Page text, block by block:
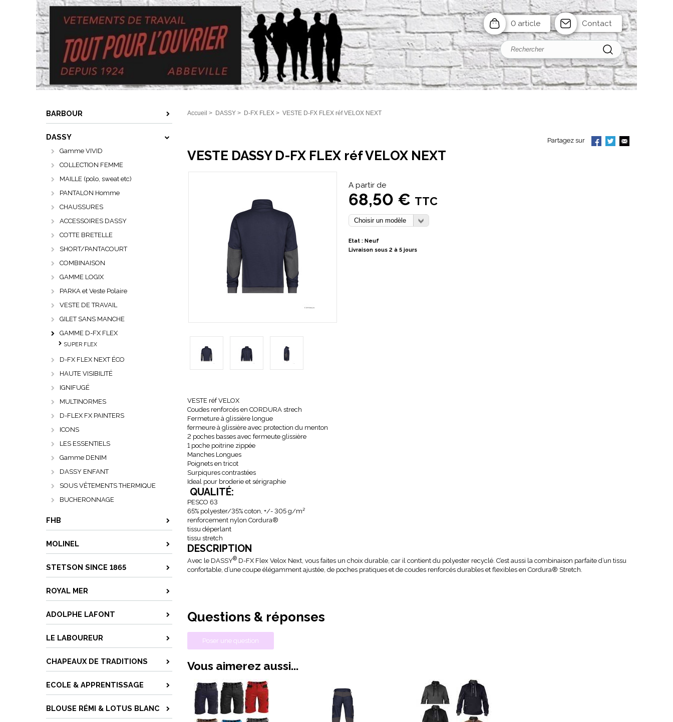
0 article Contact
BARBOUR
DASSY
Gamme VIVID
COLLECTION FEMME
MAILLE (polo, sweat etc)
PANTALON Homme
CHAUSSURES
ACCESSOIRES DASSY
COTTE BRETELLE
SHORT/PANTACOURT
COMBINAISON
GAMME LOGIX
PARKA et Veste Polaire
VESTE DE TRAVAIL
GILET SANS MANCHE
GAMME D-FX FLEX
SUPER FLEX
D-FX FLEX NEXT ÉCO
HAUTE VISIBILITÉ
IGNIFUGÉ
MULTINORMES
D-FLEX FX PAINTERS
ICONS
LES ESSENTIELS
Gamme DENIM
DASSY ENFANT
SOUS VÊTEMENTS THERMIQUE
BUCHERONNAGE
FHB
MOLINEL
STETSON SINCE 1865
ROYAL MER
ADOLPHE LAFONT
LE LABOUREUR
CHAPEAUX DE TRADITIONS
ECOLE & APPRENTISSAGE
BLOUSE RÉMI & LOTUS BLANC
Accueil > DASSY > D-FX FLEX > VESTE D-FX FLEX réf VELOX NEXT
Partagez sur
VESTE DASSY D-FX FLEX réf VELOX NEXT
A partir de
68,50 € TTC
Etat : Neuf
Livraison sous 2 à 5 jours
VESTE réf VELOX
Coudes renforcés en CORDURA strech
Fermeture à glissière longue
fermeure à glissière avec protection du menton
2 poches basses avec fermeute glissière
1 poche poitrine zippée
Manches Longues
Poignets en tricot
Surpiqures contrastées
Ideal pour broderie et sérigraphie
QUALITÉ:
PESCO 63
65% polyester/35% coton, +/- 305 g/m²
renforcement nylon Cordura®
tissu déperlant
tissu stretch
DESCRIPTION
Avec le DASSY® D-FX Flex Velox Next, vous faites un choix durable, car il contient du polyester recyclé. C’est aussi la combinaison parfaite d’un tissu
confortable, d’une coupe élégamment ajustée, de poches pratiques et de coudes renforcés durables et flexibles en Cordura® Stretch.
Questions & réponses
Poser une question
Vous aimerez aussi...